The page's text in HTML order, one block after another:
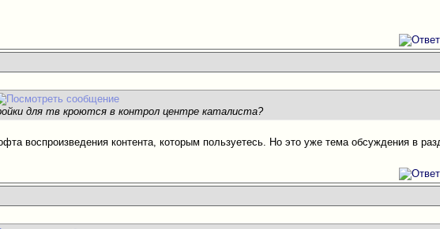
для тв кроются в контрол центре каталиста?
воспроизведения контента, которым пользуетесь. Но это уже тема обсуждения в